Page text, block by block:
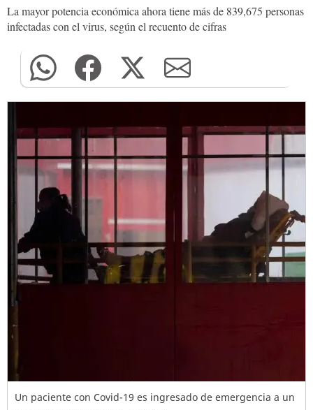
La mayor potencia económica ahora tiene más de 839,675 personas
infectadas con el virus, según el recuento de cifras
Un paciente con Covid-19 es ingresado de emergencia a un